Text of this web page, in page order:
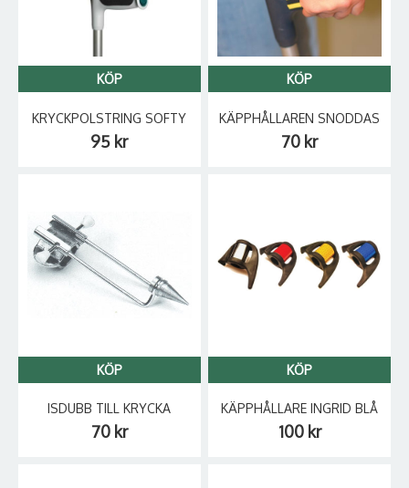
KÖP
KRYCKPOLSTRING SOFTY
95 kr
KÖP
KÄPPHÅLLAREN SNODDAS
70 kr
KÖP
ISDUBB TILL KRYCKA
70 kr
KÖP
KÄPPHÅLLARE INGRID BLÅ
100 kr